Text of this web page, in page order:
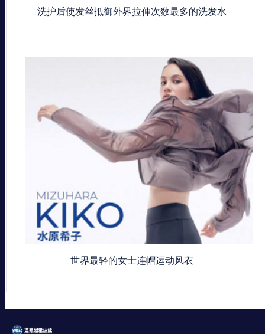
洗护后使发丝抵御外界拉伸次数最多的洗发水
世界最轻的女士连帽运动风衣